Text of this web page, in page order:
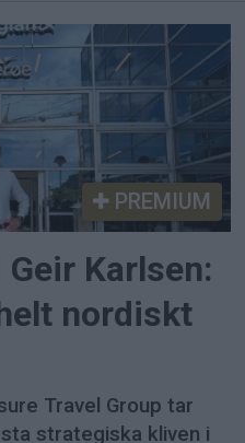
PREMIUM
Karlsen:
nordiskt
Travel Group tar
strategiska kliven i